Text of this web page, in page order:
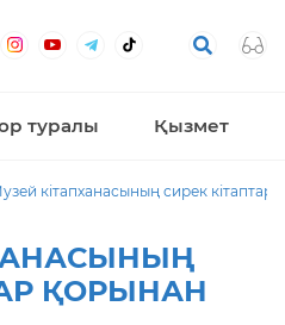
туралы Қызмет
кітапханасының сирек кітаптар
ҚОРЫНАН